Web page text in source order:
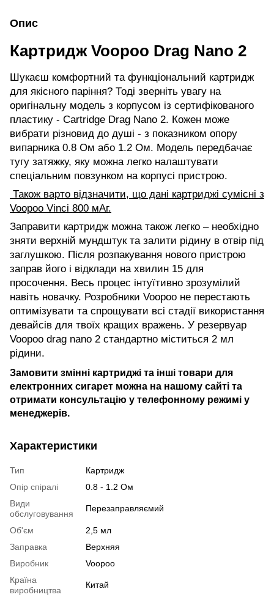
Опис
Картридж Voopoo Drag Nano 2
Шукаєш комфортний та функціональний картридж
для якісного паріння? Тоді зверніть увагу на
оригінальну модель з корпусом із сертифікованого
пластику - Cartridge Drag Nano 2. Кожен може
вибрати різновид до душі - з показником опору
випарника 0.8 Oм або 1.2 Oм. Модель передбачає
тугу затяжку, яку можна легко налаштувати
спеціальним повзунком на корпусі пристрою.
Також варто відзначити, що дані картриджі сумісні з
Voopoo Vinci 800 мАг.
Заправити картридж можна також легко – необхідно
зняти верхній мундштук та залити рідину в отвір під
заглушкою. Після розпакування нового пристрою
заправ його і відклади на хвилин 15 для
просочення. Весь процес інтуїтивно зрозумілий
навіть новачку. Розробники Voopoo не перестають
оптимізувати та спрощувати всі стадії використання
девайсів для твоїх кращих вражень. У резервуар
Voopoo drag nano 2 стандартно міститься 2 мл
рідини.
Замовити змінні картриджі та інші товари для
електронних сигарет можна на нашому сайті та
отримати консультацію у телефонному режимі у
менеджерів.
Характеристики
Тип
Картридж
Опір спіралі
0.8 - 1.2 Ом
Види
обслуговування
Перезаправляємий
Об'єм
2,5 мл
Заправка
Верхняя
Виробник
Voopoo
Країна
виробництва
Китай